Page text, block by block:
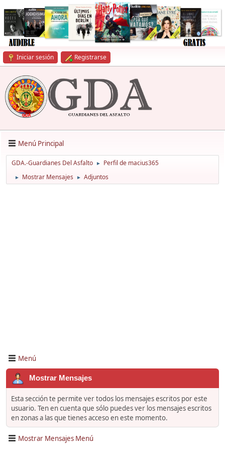
Iniciar sesión Registrarse
Menú Principal
GDA.-Guardianes Del Asfalto ► Perfil de macius365
► Mostrar Mensajes ► Adjuntos
Menú
Mostrar Mensajes
Esta sección te permite ver todos los mensajes escritos por este
usuario. Ten en cuenta que sólo puedes ver los mensajes escritos
en zonas a las que tienes acceso en este momento.
Mostrar Mensajes Menú